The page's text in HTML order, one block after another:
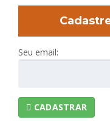
Seu email:
CADASTRAR